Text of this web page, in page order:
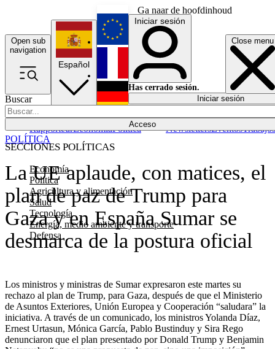
Ga naar de hoofdinhoud
Open sub
navigation
Close menu
Buscar
Acceso
SECCIONES POLÍTICAS
Economía
Política
Agricultura y alimentación
Salud
Tecnología
Energía, medio ambiente y transporte
Defensa
RapporteurEconomíaPolítica NewslettersEventosTrabajos
Español
English
Français
Iniciar sesión
Has cerrado sesión.
Iniciar sesión
La UE aplaude, con matices, el
plan de paz de Trump para
Gaza y en España Sumar se
desmarca de la postura oficial
Los ministros y ministras de Sumar expresaron este martes su
rechazo al plan de Trump, para Gaza, después de que el Ministerio
de Asuntos Exteriores, Unión Europea y Cooperación “saludara” la
iniciativa. A través de un comunicado, los ministros Yolanda Díaz,
Ernest Urtasun, Mónica García, Pablo Bustinduy y Sira Rego
denunciaron que el plan presentado por Donald Trump y Benjamin
POLÍTICA